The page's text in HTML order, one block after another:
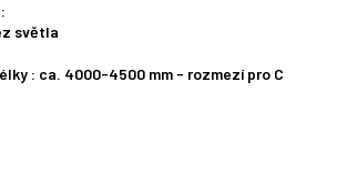
světla
: ca. 4000-4500 mm - rozmezí pro C